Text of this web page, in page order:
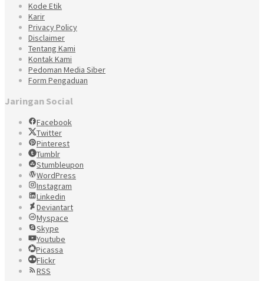
Kode Etik
Karir
Privacy Policy
Disclaimer
Tentang Kami
Kontak Kami
Pedoman Media Siber
Form Pengaduan
Jaringan Social
Facebook
Twitter
Pinterest
Tumblr
Stumbleupon
WordPress
Instagram
Linkedin
Deviantart
Myspace
Skype
Youtube
Picassa
Flickr
RSS